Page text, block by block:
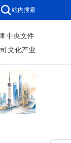
站内搜索
中央文件
文化产业